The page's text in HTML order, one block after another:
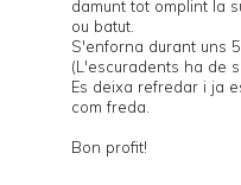
damunt tot omplint la
ou batut.
S'enforna durant uns
(L'escuradents ha de
Es deixa refredar i ja
com freda.
Bon profit!